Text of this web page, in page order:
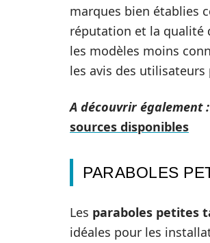
marques bien établies
réputation et la qualité
les modèles moins
les avis des
A découvrir également :
sources disponibles
PARABOLES
Les paraboles petites
idéales pour les